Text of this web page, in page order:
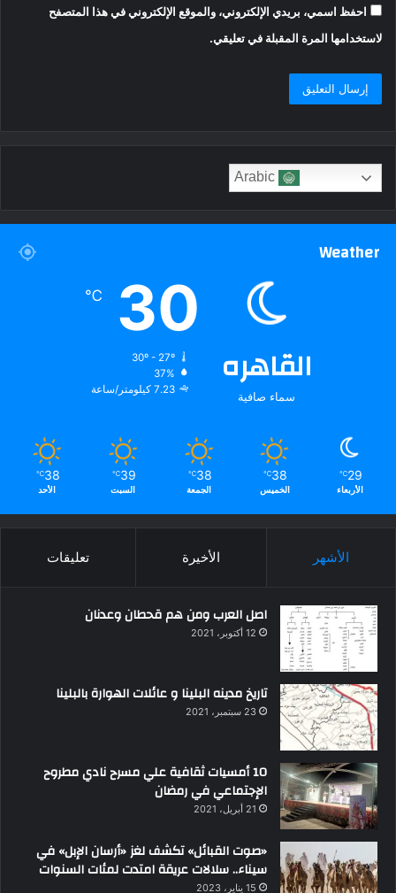
احفظ اسمي، بريدي الإلكتروني، والموقع الإلكتروني في هذا المتصفح
لاستخدامها المرة المقبلة في تعليقي.
Weather
القاهره
سماء صافية
30
℃
30º - 27º
37%
7.23 كيلومتر/ساعة
29
℃
الأربعاء
38
℃
الخميس
38
℃
الجمعة
39
℃
السبت
38
℃
الأحد
الأشهر الأخيرة تعليقات
اصل العرب ومن هم قحطان وعدنان
12 أكتوبر، 2021
تاريخ مدينه البلينا و عائلات الهوارة بالبلينا
23 سبتمبر، 2021
10 أمسيات ثقافية علي مسرح نادي مطروح
الإجتماعي في رمضان
21 أبريل، 2021
«صوت القبائل» تكشف لغز «أرسان الإبل» في
سيناء.. سلالات عريقة امتدت لمئات السنوات
15 يناير، 2023